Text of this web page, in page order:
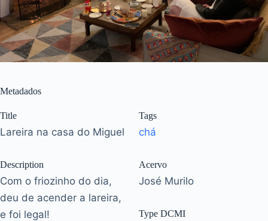
Metadados
Title
Lareira na casa do Miguel
Description
Com o friozinho do dia,
deu de acender a lareira,
e foi legal!
Tags
chá
Acervo
José Murilo
Type DCMI